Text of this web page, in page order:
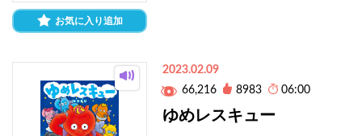
お気に入り追加
2023.02.09
66,216
8983 06:00
ゆめレスキュー